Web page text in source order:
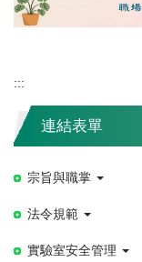
:::
連結表單
宗旨與職掌
法令規範
實驗室安全管理